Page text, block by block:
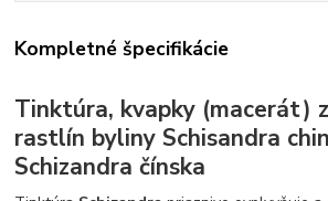
Kompletné špecifikácie
Tinktúra, kvapky (macerát)
rastlín byliny Schisandra
Schizandra čínska